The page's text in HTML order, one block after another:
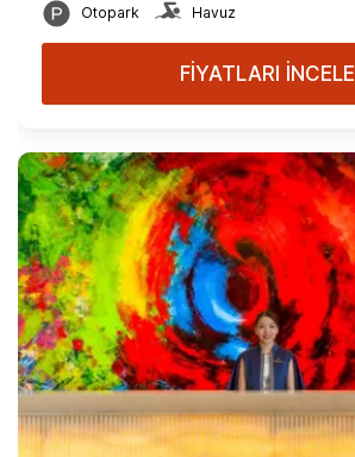
Otopark
Havuz
FİYATLARI İNCELE